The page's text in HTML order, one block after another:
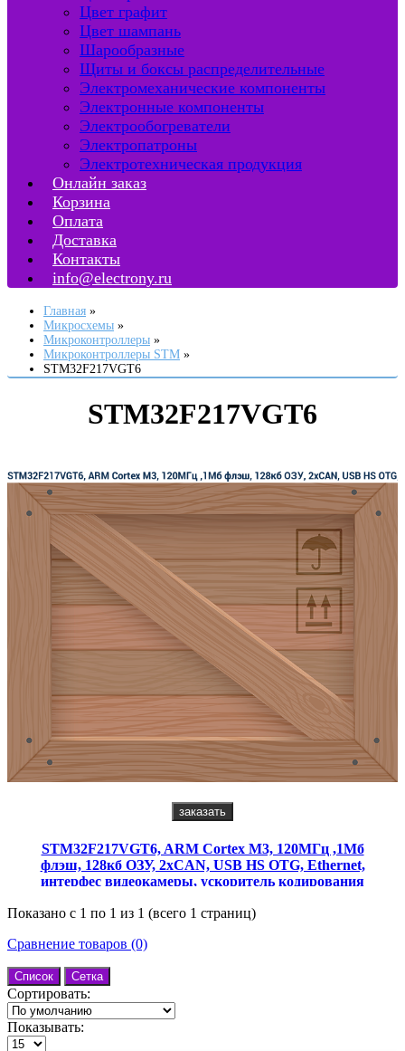
Цвет графит
Цвет шампань
Шарообразные
Щиты и боксы распределительные
Электромеханические компоненты
Электронные компоненты
Электрообогреватели
Электропатроны
Электротехническая продукция
Онлайн заказ
Корзина
Оплата
Доставка
Контакты
info@electrony.ru
Главная
Микросхемы
Микроконтроллеры
Микроконтроллеры STM
STM32F217VGT6
STM32F217VGT6
заказать
STM32F217VGT6, ARM Cortex M3, 120MГц ,1Мб
флэш, 128кб ОЗУ, 2xCAN, USB HS OTG, Ethernet,
интерфес видеокамеры, ускоритель кодирования
Показано с 1 по 1 из 1 (всего 1 страниц)
Сравнение товаров (0)
Список Сетка
Сортировать:
Показывать: